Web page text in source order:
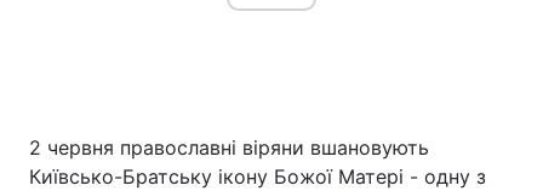
2 червня православні віряни вшановують
Київсько-Братську ікону Божої Матері - одну з